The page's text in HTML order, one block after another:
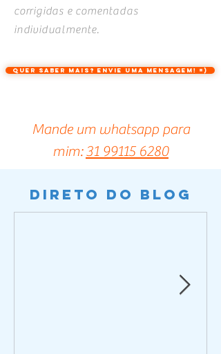
corrigidas e comentadas
individualmente.
QUER SABER MAIS? ENVIE UMA MENSAGEM! =)
Mande um whatsapp para
mim:31 99115 6280
direto do blog